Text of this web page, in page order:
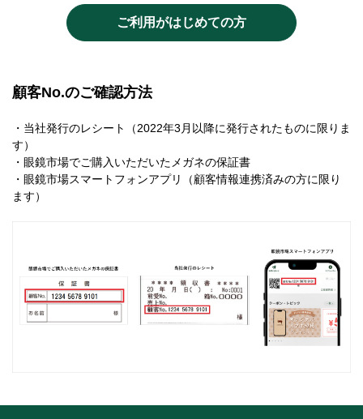
ご利用がはじめての方
顧客No.のご確認方法
・当社発行のレシート（2022年3月以降に発行されたものに限りま
す）
・眼鏡市場でご購入いただいたメガネの保証書
・眼鏡市場スマートフォンアプリ（顧客情報連携済みの方に限り
ます）